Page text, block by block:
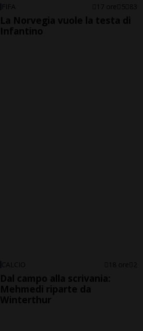
FIFA 17 ore 5 83
La Norvegia vuole la testa di
Infantino
CALCIO 18 ore 2
Dal campo alla scrivania:
Mehmedi riparte da
Winterthur